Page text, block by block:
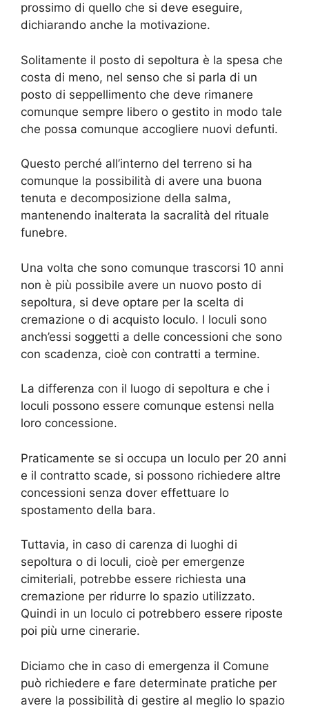
prossimo di quello che si deve eseguire,
dichiarando anche la motivazione.
Solitamente il posto di sepoltura è la spesa che
costa di meno, nel senso che si parla di un
posto di seppellimento che deve rimanere
comunque sempre libero o gestito in modo tale
che possa comunque accogliere nuovi defunti.
Questo perché all’interno del terreno si ha
comunque la possibilità di avere una buona
tenuta e decomposizione della salma,
mantenendo inalterata la sacralità del rituale
funebre.
Una volta che sono comunque trascorsi 10 anni
non è più possibile avere un nuovo posto di
sepoltura, si deve optare per la scelta di
cremazione o di acquisto loculo. I loculi sono
anch’essi soggetti a delle concessioni che sono
con scadenza, cioè con contratti a termine.
La differenza con il luogo di sepoltura e che i
loculi possono essere comunque estensi nella
loro concessione.
Praticamente se si occupa un loculo per 20 anni
e il contratto scade, si possono richiedere altre
concessioni senza dover effettuare lo
spostamento della bara.
Tuttavia, in caso di carenza di luoghi di
sepoltura o di loculi, cioè per emergenze
cimiteriali, potrebbe essere richiesta una
cremazione per ridurre lo spazio utilizzato.
Quindi in un loculo ci potrebbero essere riposte
poi più urne cinerarie.
Diciamo che in caso di emergenza il Comune
può richiedere e fare determinate pratiche per
avere la possibilità di gestire al meglio lo spazio